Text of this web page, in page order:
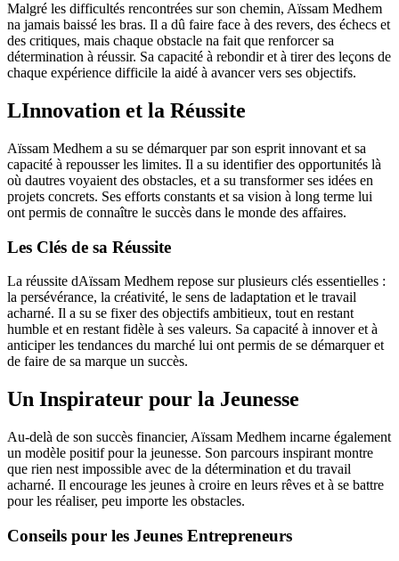
Malgré les difficultés rencontrées sur son chemin, Aïssam Medhem
na jamais baissé les bras. Il a dû faire face à des revers, des échecs et
des critiques, mais chaque obstacle na fait que renforcer sa
détermination à réussir. Sa capacité à rebondir et à tirer des leçons de
chaque expérience difficile la aidé à avancer vers ses objectifs.
LInnovation et la Réussite
Aïssam Medhem a su se démarquer par son esprit innovant et sa
capacité à repousser les limites. Il a su identifier des opportunités là
où dautres voyaient des obstacles, et a su transformer ses idées en
projets concrets. Ses efforts constants et sa vision à long terme lui
ont permis de connaître le succès dans le monde des affaires.
Les Clés de sa Réussite
La réussite dAïssam Medhem repose sur plusieurs clés essentielles :
la persévérance, la créativité, le sens de ladaptation et le travail
acharné. Il a su se fixer des objectifs ambitieux, tout en restant
humble et en restant fidèle à ses valeurs. Sa capacité à innover et à
anticiper les tendances du marché lui ont permis de se démarquer et
de faire de sa marque un succès.
Un Inspirateur pour la Jeunesse
Au-delà de son succès financier, Aïssam Medhem incarne également
un modèle positif pour la jeunesse. Son parcours inspirant montre
que rien nest impossible avec de la détermination et du travail
acharné. Il encourage les jeunes à croire en leurs rêves et à se battre
pour les réaliser, peu importe les obstacles.
Conseils pour les Jeunes Entrepreneurs